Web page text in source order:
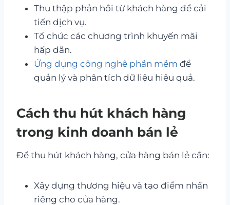
Thu thập phản hồi từ khách hàng để cải
tiến dịch vụ.
Tổ chức các chương trình khuyến mãi
hấp dẫn.
Ứng dụng công nghệ phần mềm để
quản lý và phân tích dữ liệu hiệu quả.
Cách thu hút khách hàng
trong kinh doanh bán lẻ
Để thu hút khách hàng, cửa hàng bán lẻ cần:
Xây dựng thương hiệu và tạo điểm nhấn
riêng cho cửa hàng.